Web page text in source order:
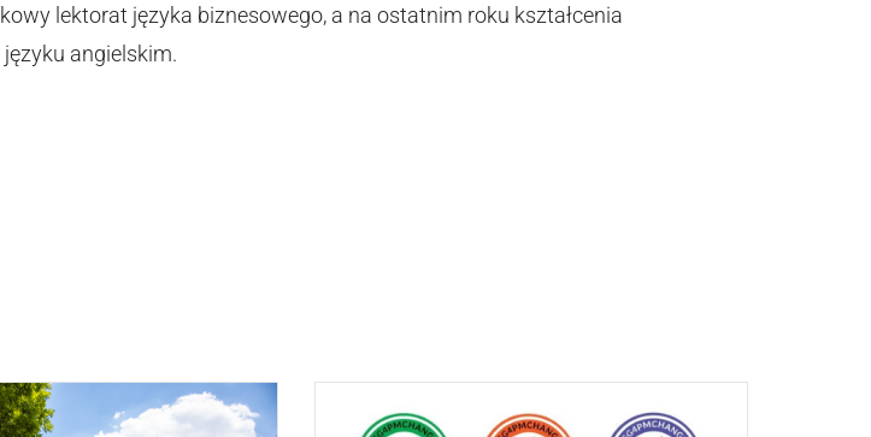
lektorat języka biznesowego, a na ostatnim roku kształcenia
angielskim.